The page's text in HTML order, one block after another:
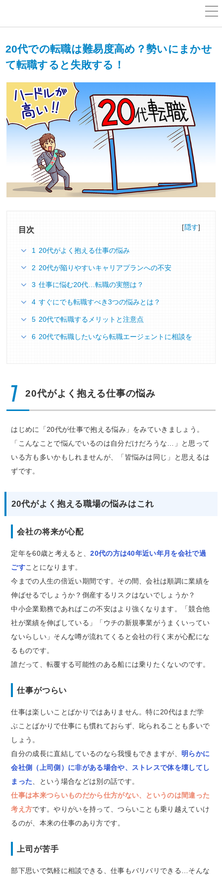
20代での転職は難易度高め？勢いにまかせ
て転職すると失敗する！
目次 [隠す]
1 20代がよく抱える仕事の悩み
2 20代が陥りやすいキャリアプランへの不安
3 仕事に悩む20代…転職の実態は？
4 すぐにでも転職すべき3つの悩みとは？
5 20代で転職するメリットと注意点
6 20代で転職したいなら転職エージェントに相談を
1 20代がよく抱える仕事の悩み
はじめに「20代が仕事で抱える悩み」をみていきましょう。
「こんなことで悩んでいるのは自分だけだろうな…」と思って
いる方も多いかもしれませんが、「皆悩みは同じ」と思えるは
ずです。
20代がよく抱える職場の悩みはこれ
会社の将来が心配
定年を60歳と考えると、20代の方は40年近い年月を会社で過
ごすことになります。
今までの人生の倍近い期間です。その間、会社は順調に業績を
伸ばせるでしょうか？倒産するリスクはないでしょうか？
中小企業勤務であればこの不安はより強くなります。「競合他
社が業績を伸ばしている」「ウチの新規事業がうまくいってい
ないらしい」そんな噂が流れてくると会社の行く末が心配にな
るものです。
誰だって、転覆する可能性のある船には乗りたくないのです。
仕事がつらい
仕事は楽しいことばかりではありません。特に20代はまだ学
ぶことばかりで仕事にも慣れておらず、叱られることも多いで
しょう。
自分の成長に直結しているのなら我慢もできますが、 明らかに
会社側（上司側）に非がある場合や、ストレスで体を壊してし
まった、という場合などは別の話です。
仕事は本来つらいものだから仕方がない、というのは間違った
考え方です。やりがいを持って、つらいことも乗り越えていけ
るのが、本来の仕事のあり方です。
上司が苦手
部下思いで気軽に相談できる、仕事もバリバリできる…そんな